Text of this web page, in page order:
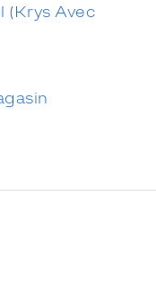
(Krys Avec